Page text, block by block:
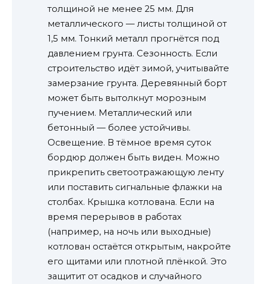
толщиной не менее 25 мм. Для
металлического — листы толщиной от
1,5 мм. Тонкий металл прогнётся под
давлением грунта. Сезонность. Если
строительство идёт зимой, учитывайте
замерзание грунта. Деревянный борт
может быть вытолкнут морозным
пучением. Металлический или
бетонный — более устойчивы.
Освещение. В тёмное время суток
бордюр должен быть виден. Можно
прикрепить светоотражающую ленту
или поставить сигнальные флажки на
столбах. Крышка котлована. Если на
время перерывов в работах
(например, на ночь или выходные)
котлован остаётся открытым, накройте
его щитами или плотной плёнкой. Это
защитит от осадков и случайного